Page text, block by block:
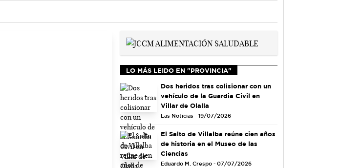
LO MÁS LEIDO EN "PROVINCIA"
Dos heridos tras colisionar con un
vehículo de la Guardia Civil en
Villar de Olalla
Las Noticias - 19/07/2026
El Salto de Villalba reúne cien años
de historia en el Museo de las
Ciencias
Eduardo M. Crespo - 07/07/2026